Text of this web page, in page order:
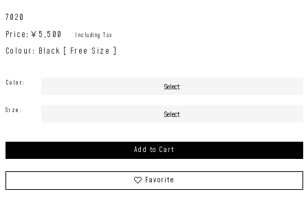
7020
Price:￥ 5,500 Including Tax
Colour: Black [ Free Size ]
Color:
Size:
Add to Cart
Favorite